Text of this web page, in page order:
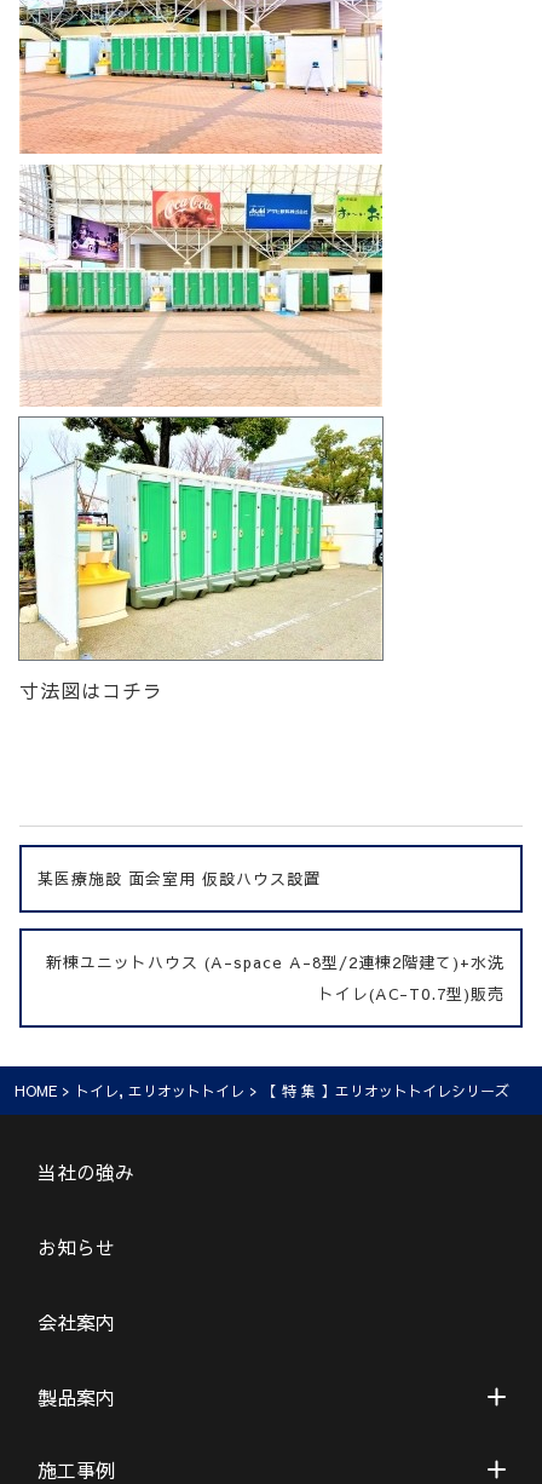
寸法図はコチラ
某医療施設 面会室用 仮設ハウス設置
新棟ユニットハウス (A-space A-8型/2連棟2階建て)+水洗
トイレ(AC-T0.7型)販売
HOME > トイレ, エリオットトイレ > 【 特 集 】エリオットトイレシリーズ
当社の強み
お知らせ
会社案内
製品案内
施工事例